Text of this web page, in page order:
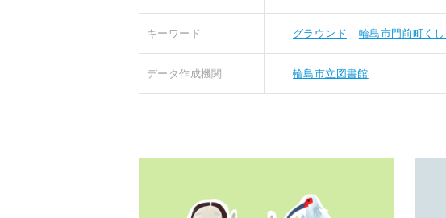
キーワード グラウンド 輪島市門前町く
データ作成機関 輪島市立図書館